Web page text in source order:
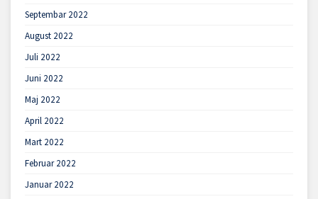
Septembar 2022
August 2022
Juli 2022
Juni 2022
Maj 2022
April 2022
Mart 2022
Februar 2022
Januar 2022